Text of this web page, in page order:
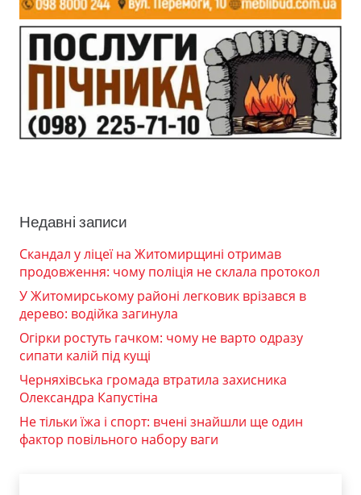
Недавні записи
Скандал у ліцеї на Житомирщині отримав
продовження: чому поліція не склала протокол
У Житомирському районі легковик врізався в
дерево: водійка загинула
Огірки ростуть гачком: чому не варто одразу
сипати калій під кущі
Черняхівська громада втратила захисника
Олександра Капустіна
Не тільки їжа і спорт: вчені знайшли ще один
фактор повільного набору ваги